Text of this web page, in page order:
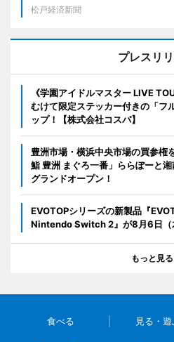
松戸経済新聞
プレスリ
《学園アイドルマスター LIVE
むけて限定ステッカー付きの「フ
ップ！【株式会社コスパ】
豊洲市場・横浜中央市場の買参権
鮨 豊洲 まぐろ一番」ららぽーと
グランドオープン！
EVOTOPシリーズの新製品『
Nintendo Switch 2』が8月6日（
もっと見る
食べる 見る・遊